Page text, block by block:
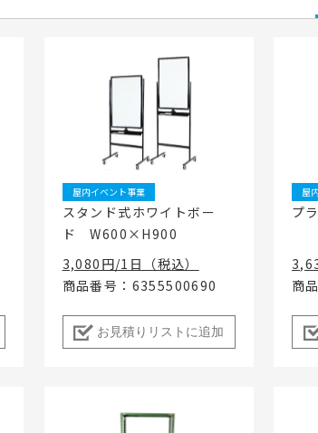
ステージ
スポーツ施設資材
地面養生資材
会場設営用品
屋内イベント 展示会
イベント映像機器
撮影機材・中継機材
テーブル・チェアその他備
冷・暖房機器 発電機
ツ
式典用品
RA東京スタジオ
キッズ・アミューズメント事業 フ
屋内イベント事業
スタンド式ホワイトボー
ド W600×H900
3,080円/1日（税込）
商品番号：6355500690
お見積りリストに追加
屋
プ
商